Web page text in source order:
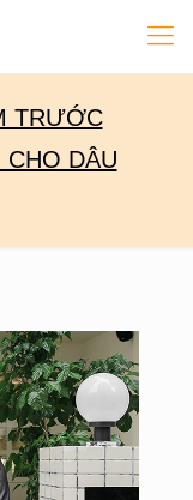
TRƯỚC
DÂU